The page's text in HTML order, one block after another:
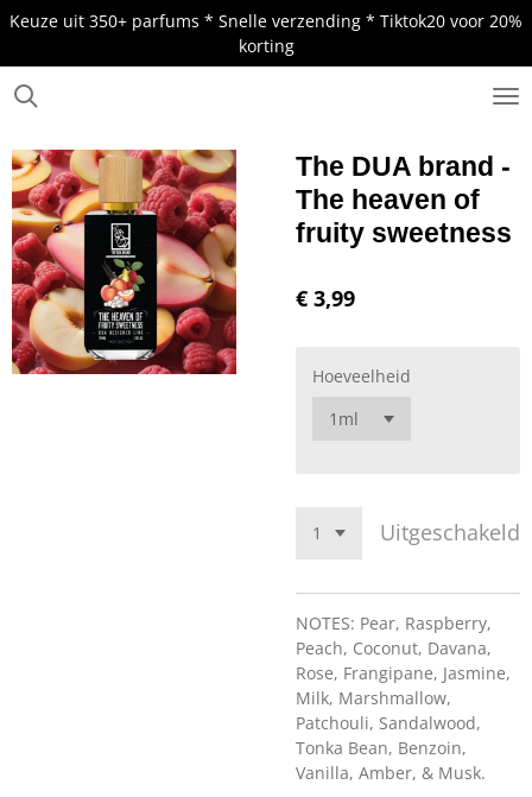
Ga
naar
de
Keuze uit 350+ parfums * Snelle verzending * Tiktok20 voor 20%
korting
The DUA brand -
The heaven of
fruity sweetness
€ 3,99
Hoeveelheid
Uitgeschakeld
NOTES: Pear, Raspberry,
Peach, Coconut, Davana,
Rose, Frangipane, Jasmine,
Milk, Marshmallow,
Patchouli, Sandalwood,
Tonka Bean, Benzoin,
Vanilla, Amber, & Musk.